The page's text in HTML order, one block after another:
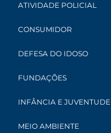
ATIVIDADE POLICIAL
CONSUMIDOR
DEFESA DO IDOSO
FUNDAÇÕES
INFÂNCIA E JUVENTUDE
MEIO AMBIENTE